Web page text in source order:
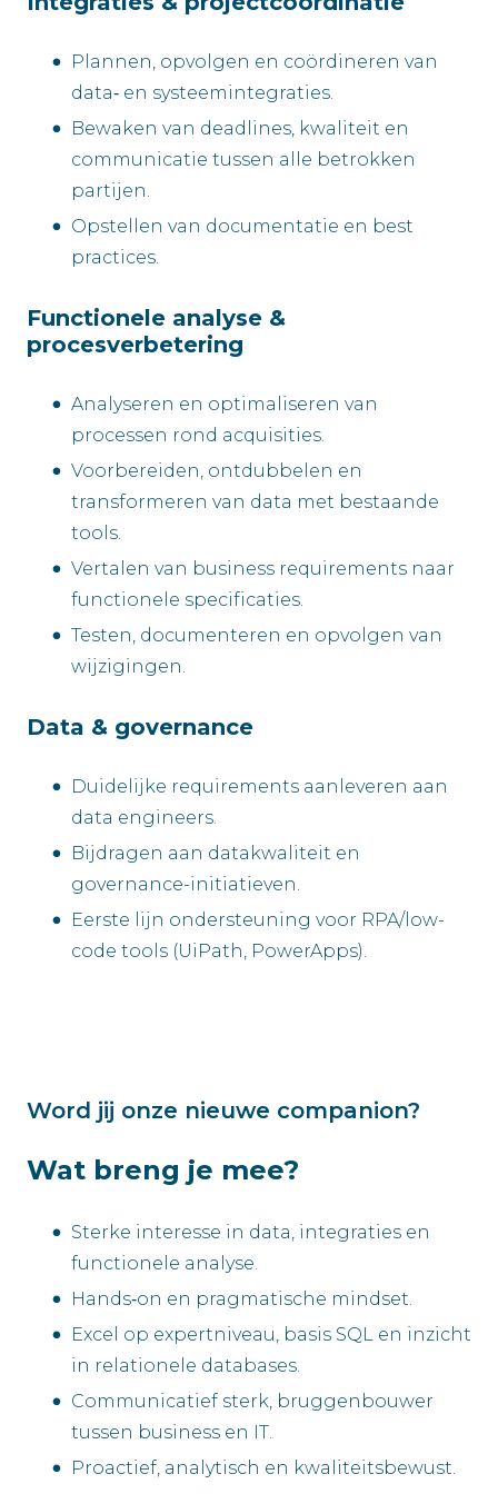
Plannen, opvolgen en coördineren van
data‑ en systeemintegraties.
Bewaken van deadlines, kwaliteit en
communicatie tussen alle betrokken
partijen.
Opstellen van documentatie en best
practices.
Functionele analyse &
procesverbetering
Analyseren en optimaliseren van
processen rond acquisities.
Voorbereiden, ontdubbelen en
transformeren van data met bestaande
tools.
Vertalen van business requirements naar
functionele specificaties.
Testen, documenteren en opvolgen van
wijzigingen.
Data & governance
Duidelijke requirements aanleveren aan
data engineers.
Bijdragen aan datakwaliteit en
governance-initiatieven.
Eerste lijn ondersteuning voor RPA/low-
code tools (UiPath, PowerApps).
Word jij onze nieuwe companion?
Wat breng je mee?
Sterke interesse in data, integraties en
functionele analyse.
Hands‑on en pragmatische mindset.
Excel op expertniveau, basis SQL en inzicht
in relationele databases.
Communicatief sterk, bruggenbouwer
tussen business en IT.
Proactief, analytisch en kwaliteitsbewust.